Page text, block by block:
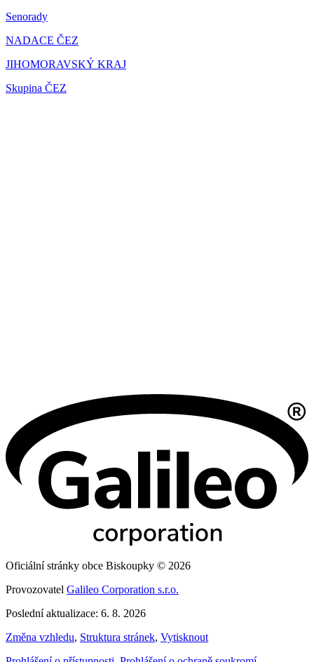
Senorady
NADACE ČEZ
JIHOMORAVSKÝ KRAJ
Skupina ČEZ
Oficiální stránky obce Biskoupky © 2026
Provozovatel Galileo Corporation s.r.o.
Poslední aktualizace: 6. 8. 2026
Změna vzhledu, Struktura stránek, Vytisknout